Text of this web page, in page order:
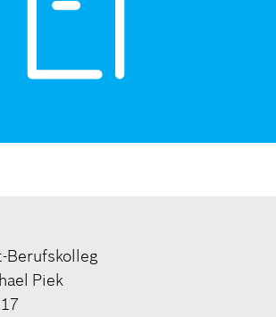
Berufskolleg
Piek